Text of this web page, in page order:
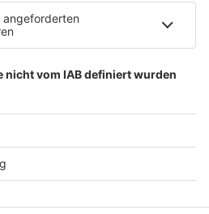
24/7 ELECTRONIC
von resc.web, dem CMS von resc.